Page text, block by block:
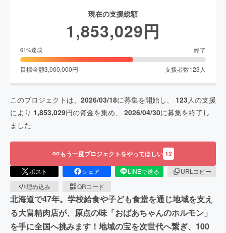
現在の支援総額
1,853,029円
61%達成 終了
目標金額3,000,000円 支援者数123 人
このプロジェクトは、 2026/03/18に募集を開始し、 123 人の支援
により 1,853,029円の資金を集め、 2026/04/30に募集を終了し
ました
もう一度プロジェクトをやってほしい 12
ポスト シェア LINEで送る
URLコピー
埋め込み
QRコード
北海道で47年。学校給食や子ども食堂を通じ地域を支え
る大畠精肉店が、原点の味「おばあちゃんのホルモン」
を手に全国へ挑みます！地域の宝を次世代へ繋ぎ、100